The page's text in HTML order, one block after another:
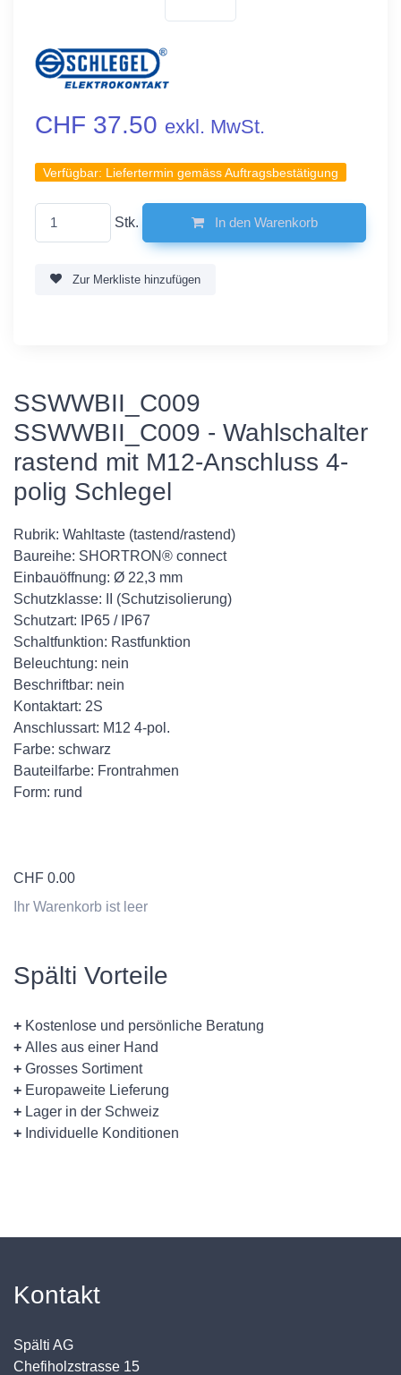
CHF 37.50 exkl. MwSt.
Verfügbar: Liefertermin gemäss Auftragsbestätigung
Stk. In den Warenkorb
Zur Merkliste hinzufügen
SSWWBII_C009
SSWWBII_C009 - Wahlschalter
rastend mit M12-Anschluss 4-
polig Schlegel
Rubrik: Wahltaste (tastend/rastend)
Baureihe: SHORTRON® connect
Einbauöffnung: Ø 22,3 mm
Schutzklasse: II (Schutzisolierung)
Schutzart: IP65 / IP67
Schaltfunktion: Rastfunktion
Beleuchtung: nein
Beschriftbar: nein
Kontaktart: 2S
Anschlussart: M12 4-pol.
Farbe: schwarz
Bauteilfarbe: Frontrahmen
Form: rund
CHF 0.00
Ihr Warenkorb ist leer
Spälti Vorteile
+ Kostenlose und persönliche Beratung
+ Alles aus einer Hand
+ Grosses Sortiment
+ Europaweite Lieferung
+ Lager in der Schweiz
+ Individuelle Konditionen
Kontakt
Spälti AG
Chefiholzstrasse 15